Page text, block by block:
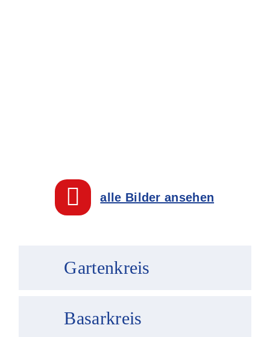
alle Bilder ansehen
Gartenkreis
Basarkreis